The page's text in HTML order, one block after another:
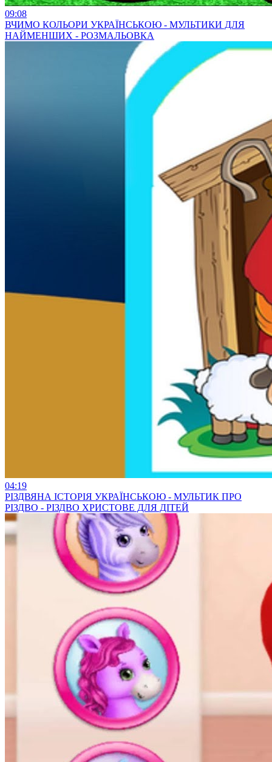
09:08
ВЧИМО КОЛЬОРИ УКРАЇНСЬКОЮ - МУЛЬТИКИ ДЛЯ
НАЙМЕНШИХ - РОЗМАЛЬОВКА
04:19
РІЗДВЯНА ІСТОРІЯ УКРАЇНСЬКОЮ - МУЛЬТИК ПРО
РІЗДВО - РІЗДВО ХРИСТОВЕ ДЛЯ ДІТЕЙ